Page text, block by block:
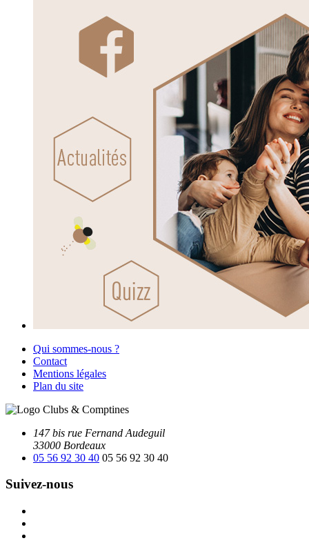
Qui sommes-nous ?
Contact
Mentions légales
Plan du site
147 bis rue Fernand Audeguil
33000 Bordeaux
05 56 92 30 40 05 56 92 30 40
Suivez-nous